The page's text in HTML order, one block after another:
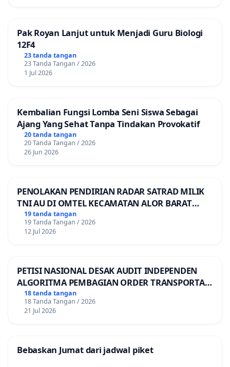
Pak Royan Lanjut untuk Menjadi Guru Biologi
12F4
23 tanda tangan
23 Tanda Tangan / 2026
1 Jul 2026
Kembalian Fungsi Lomba Seni Siswa Sebagai
Ajang Yang Sehat Tanpa Tindakan Provokatif
20 tanda tangan
20 Tanda Tangan / 2026
26 Jun 2026
PENOLAKAN PENDIRIAN RADAR SATRAD MILIK
TNI AU DI OMTEL KECAMATAN ALOR BARAT
LAUT, KABUPATEN ALOR
19 tanda tangan
19 Tanda Tangan / 2026
12 Jul 2026
PETISI NASIONAL DESAK AUDIT INDEPENDEN
ALGORITMA PEMBAGIAN ORDER TRANSPORTASI
ONLINE
18 tanda tangan
18 Tanda Tangan / 2026
21 Jul 2026
Bebaskan Jumat dari jadwal piket